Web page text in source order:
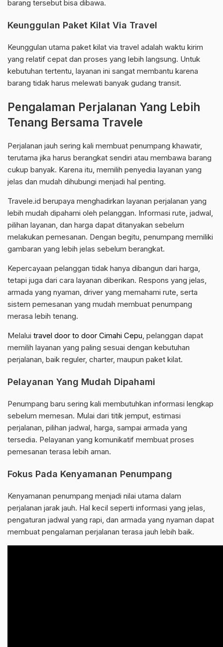
barang tersebut bisa dibawa.
Keunggulan Paket Kilat Via Travel
Keunggulan utama paket kilat via travel adalah waktu kirim
yang relatif cepat dan proses yang lebih langsung. Untuk
kebutuhan tertentu, layanan ini sangat membantu karena
barang tidak harus melewati banyak gudang transit.
Pengalaman Perjalanan Yang Lebih
Tenang Bersama Travele
Perjalanan jauh sering kali membuat penumpang khawatir,
terutama jika harus berangkat sendiri atau membawa barang
cukup banyak. Karena itu, memilih penyedia layanan yang
jelas dan mudah dihubungi menjadi hal penting.
Travele.id berupaya menghadirkan layanan perjalanan yang
lebih mudah dipahami oleh pelanggan. Informasi rute, jadwal,
pilihan layanan, dan harga dapat ditanyakan sebelum
melakukan pemesanan. Dengan begitu, penumpang memiliki
gambaran yang lebih jelas sebelum berangkat.
Kepercayaan pelanggan tidak hanya dibangun dari harga,
tetapi juga dari cara layanan diberikan. Respons yang jelas,
armada yang nyaman, driver yang memahami rute, serta
sistem pemesanan yang mudah membuat penumpang
merasa lebih tenang.
Melalui travel door to door Cimahi Cepu, pelanggan dapat
memilih layanan yang paling sesuai dengan kebutuhan
perjalanan, baik reguler, charter, maupun paket kilat.
Pelayanan Yang Mudah Dipahami
Penumpang baru sering kali membutuhkan informasi lengkap
sebelum memesan. Mulai dari titik jemput, estimasi
perjalanan, pilihan jadwal, harga, sampai armada yang
tersedia. Pelayanan yang komunikatif membuat proses
pemesanan terasa lebih aman.
Fokus Pada Kenyamanan Penumpang
Kenyamanan penumpang menjadi nilai utama dalam
perjalanan jarak jauh. Hal kecil seperti informasi yang jelas,
pengaturan jadwal yang rapi, dan armada yang nyaman dapat
membuat pengalaman perjalanan terasa jauh lebih baik.